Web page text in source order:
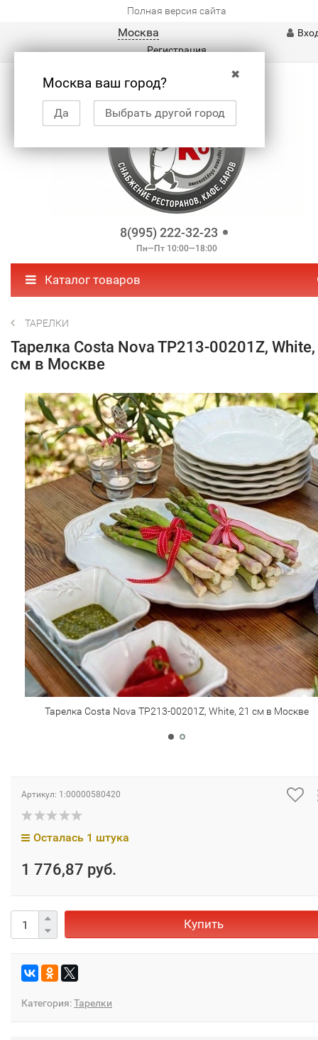
Полная версия сайта
Москва
✖
Москва ваш город?
Да Выбрать другой город
Регистрация
8(995) 222-32-23
Пн—Пт 10:00—18:00
Каталог товаров
ТАРЕЛКИ
Тарелка Costa Nova TP213-00201Z,
см в Москве
Тарелка Costa Nova TP213-00201Z, White, 21 см в Москве
Артикул: 1:00000580420
Осталась 1 штука
1 776,87 руб.
Купить
Категория:Тарелки